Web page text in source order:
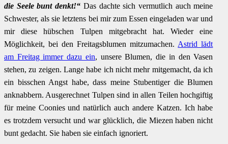
die Seele bunt denkt!“ Das dachte sich vermutlich auch meine
Schwester, als sie letztens bei mir zum Essen eingeladen war und
mir diese hübschen Tulpen mitgebracht hat. Wieder eine
Möglichkeit, bei den Freitagsblumen mitzumachen. Astrid lädt
am Freitag immer dazu ein, unsere Blumen, die in den Vasen
stehen, zu zeigen. Lange habe ich nicht mehr mitgemacht, da ich
ein bisschen Angst habe, dass meine Stubentiger die Blumen
anknabbern. Ausgerechnet Tulpen sind in allen Teilen hochgiftig
für meine Coonies und natürlich auch andere Katzen. Ich habe
es trotzdem versucht und war glücklich, die Miezen haben nicht
bunt gedacht. Sie haben sie einfach ignoriert.